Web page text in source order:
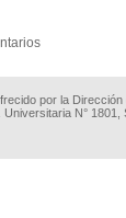
por la
Universitaria N°